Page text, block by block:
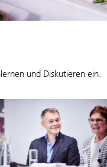
und Diskutieren ein.